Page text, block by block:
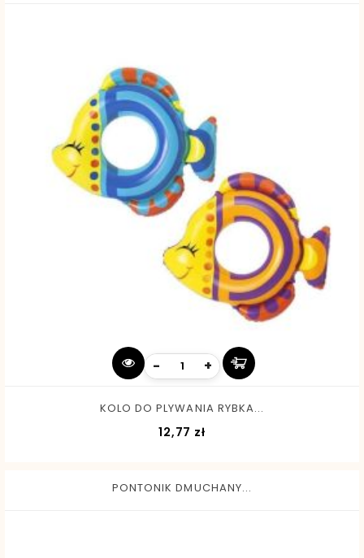
- +
KOLO DO PLYWANIA RYBKA...
12,77 zł
PONTONIK DMUCHANY...